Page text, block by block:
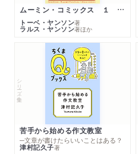
ムーミン・コミックス １ 黄金のしっぽ
トーベ・ヤンソン著
ラルス・ヤンソン著ほか
シリーズ・全集
苦手から始める作文教室
─文章が書けたらいいことはある？
津村記久子著